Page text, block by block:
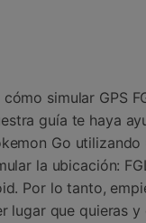
simular GPS
guía te haya
Go utilizando
la ubicación:
Por lo tanto,
lugar que quieras y